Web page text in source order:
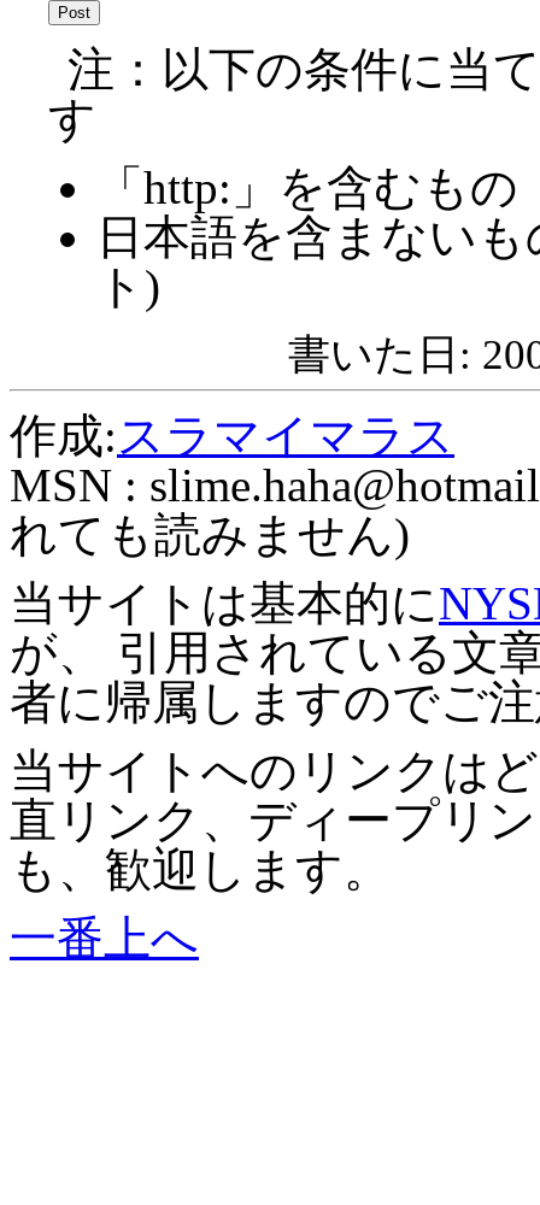
注：以下の条件に当
す
「http:」を含むもの
日本語を含まない
ト)
書いた日:
作成:スラマイマラス
MSN :
れても読みません)
当サイトは基本的に
が、 引用されている文
者に帰属しますのでご
当サイトへのリンクは
直リンク、ディープリ
も、歓迎します。
一番上へ